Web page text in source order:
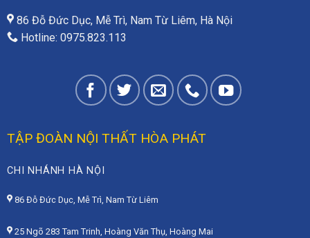
86 Đỗ Đức Dục, Mễ Trì, Nam Từ Liêm, Hà Nội
Hotline: 0975.823.113
TẬP ĐOÀN NỘI THẤT HÒA PHÁT
CHI NHÁNH HÀ NỘI
86 Đỗ Đức Dục, Mễ Trì, Nam Từ Liêm
25 Ngõ 283 Tam Trinh, Hoàng Văn Thụ, Hoàng Mai